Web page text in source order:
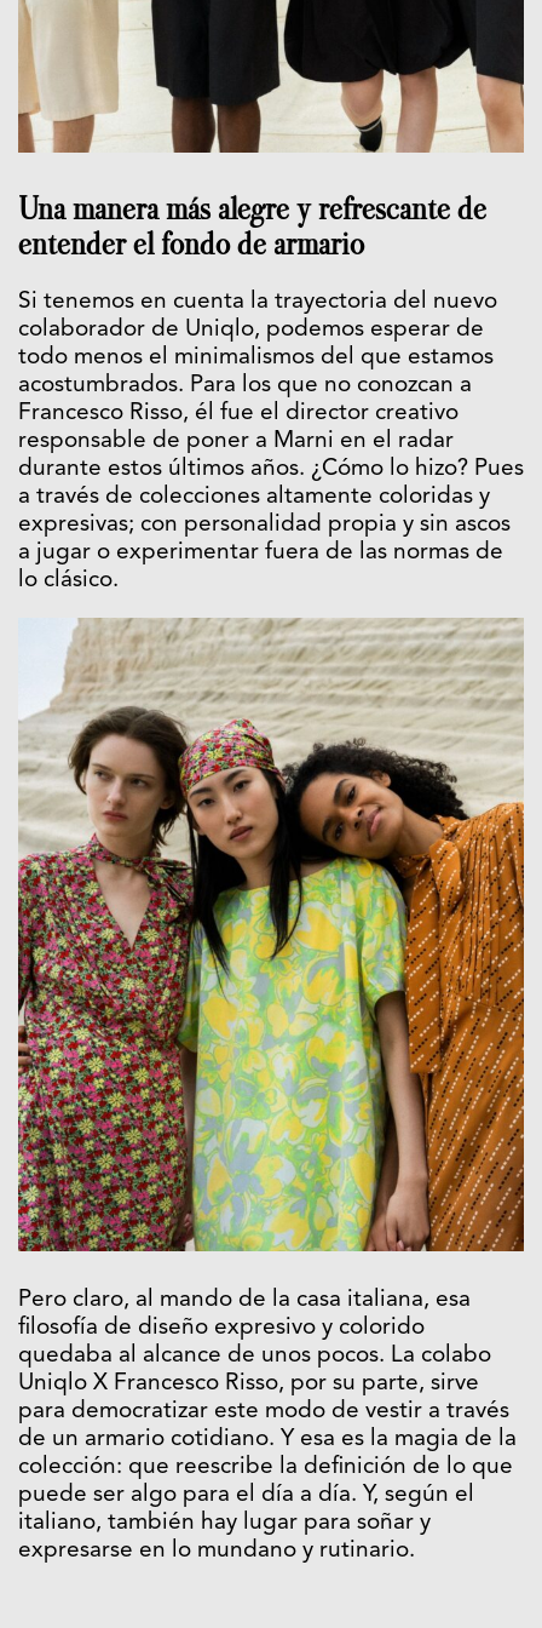
Una manera más alegre y refrescante de
entender el fondo de armario
Si tenemos en cuenta la trayectoria del nuevo
colaborador de Uniqlo, podemos esperar de
todo menos el minimalismos del que estamos
acostumbrados. Para los que no conozcan a
Francesco Risso, él fue el director creativo
responsable de poner a Marni en el radar
durante estos últimos años. ¿Cómo lo hizo? Pues
a través de colecciones altamente coloridas y
expresivas; con personalidad propia y sin ascos
a jugar o experimentar fuera de las normas de
lo clásico.
Pero claro, al mando de la casa italiana, esa
filosofía de diseño expresivo y colorido
quedaba al alcance de unos pocos. La colabo
Uniqlo X Francesco Risso, por su parte, sirve
para democratizar este modo de vestir a través
de un armario cotidiano. Y esa es la magia de la
colección: que reescribe la definición de lo que
puede ser algo para el día a día. Y, según el
italiano, también hay lugar para soñar y
expresarse en lo mundano y rutinario.